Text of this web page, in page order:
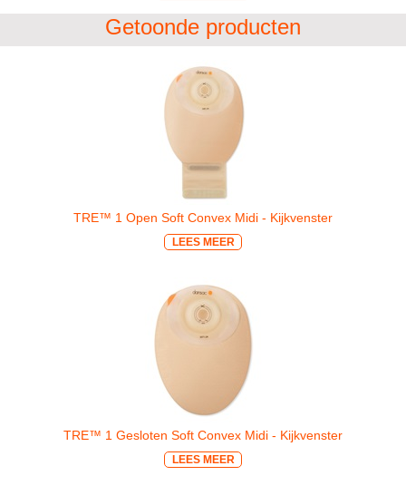
Getoonde producten
TRE™ 1 Open Soft Convex Midi - Kijkvenster
LEES MEER
TRE™ 1 Gesloten Soft Convex Midi - Kijkvenster
LEES MEER